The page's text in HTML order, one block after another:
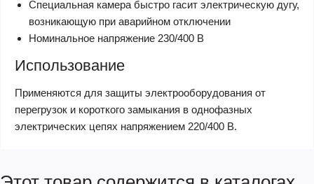
Специальная камера быстро гасит электрическую дугу,
возникающую при аварийном отключении
Номинальное напряжение 230/400 В
Использование
Применяются для защиты электрооборудования от
перегрузок и короткого замыкания в однофазных
электрических цепях напряжением 220/400 В.